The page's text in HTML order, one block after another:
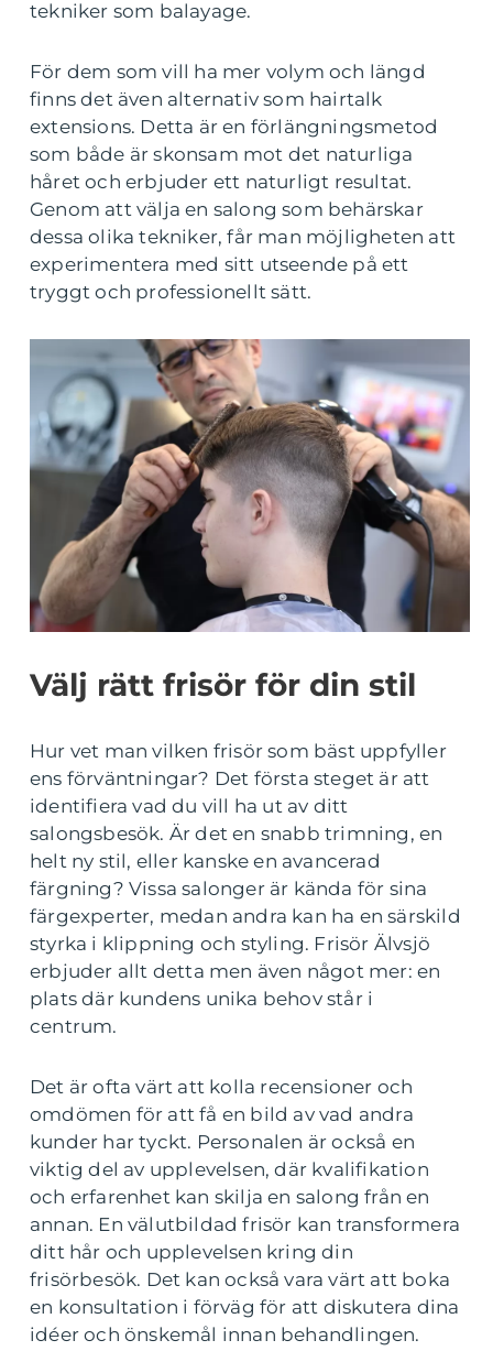
tekniker som balayage.
För dem som vill ha mer volym och längd
finns det även alternativ som hairtalk
extensions. Detta är en förlängningsmetod
som både är skonsam mot det naturliga
håret och erbjuder ett naturligt resultat.
Genom att välja en salong som behärskar
dessa olika tekniker, får man möjligheten att
experimentera med sitt utseende på ett
tryggt och professionellt sätt.
Välj rätt frisör för din stil
Hur vet man vilken frisör som bäst uppfyller
ens förväntningar? Det första steget är att
identifiera vad du vill ha ut av ditt
salongsbesök. Är det en snabb trimning, en
helt ny stil, eller kanske en avancerad
färgning? Vissa salonger är kända för sina
färgexperter, medan andra kan ha en särskild
styrka i klippning och styling. Frisör Älvsjö
erbjuder allt detta men även något mer: en
plats där kundens unika behov står i
centrum.
Det är ofta värt att kolla recensioner och
omdömen för att få en bild av vad andra
kunder har tyckt. Personalen är också en
viktig del av upplevelsen, där kvalifikation
och erfarenhet kan skilja en salong från en
annan. En välutbildad frisör kan transformera
ditt hår och upplevelsen kring din
frisörbesök. Det kan också vara värt att boka
en konsultation i förväg för att diskutera dina
idéer och önskemål innan behandlingen.